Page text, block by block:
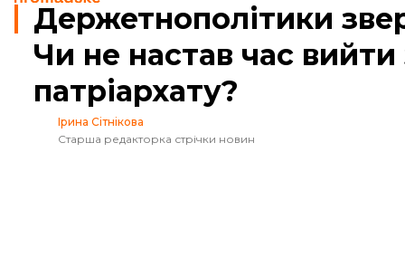
Держетнополітики
Чи не настав час
патріархату?
Ірина Сітнікова
Старша редакторка стрічки новин